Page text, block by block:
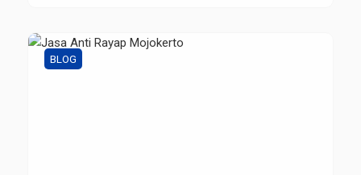
melindungi properti Anda dari kerusakan yang lebih
besar. Jika […]
BLOG